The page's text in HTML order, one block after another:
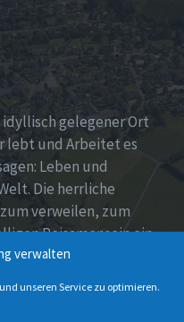
verwalten
unseren Service zu optimieren.
gelegener Ort
lebt und Arbeitet es
Leben und
Die herrliche
verweilen, zum
Beisamensein ein.
Vereinsleben